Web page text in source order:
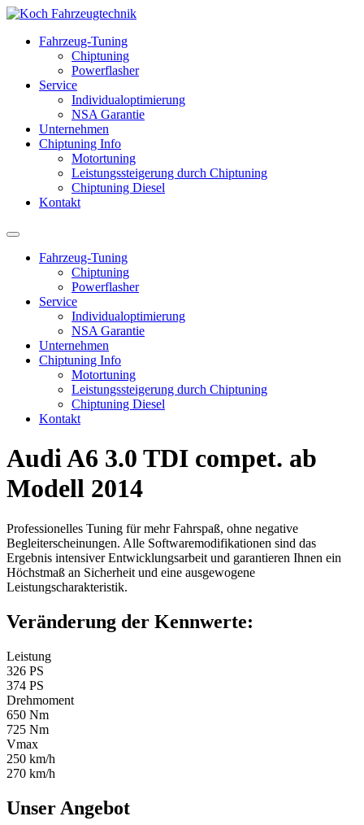
Fahrzeug-Tuning
Chiptuning
Powerflasher
Service
Individualoptimierung
NSA Garantie
Unternehmen
Chiptuning Info
Motortuning
Leistungssteigerung durch Chiptuning
Chiptuning Diesel
Kontakt
Fahrzeug-Tuning
Chiptuning
Powerflasher
Service
Individualoptimierung
NSA Garantie
Unternehmen
Chiptuning Info
Motortuning
Leistungssteigerung durch Chiptuning
Chiptuning Diesel
Kontakt
Audi A6 3.0 TDI compet. ab
Modell 2014
Professionelles Tuning für mehr Fahrspaß, ohne negative
Begleiterscheinungen. Alle Softwaremodifikationen sind das
Ergebnis intensiver Entwicklungsarbeit und garantieren Ihnen ein
Höchstmaß an Sicherheit und eine ausgewogene
Leistungscharakteristik.
Veränderung der Kennwerte:
Leistung
326 PS
374 PS
Drehmoment
650 Nm
725 Nm
Vmax
250 km/h
270 km/h
Unser Angebot